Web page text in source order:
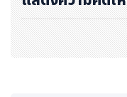
ลลี่ และบัซ ไลท์เยียร์
มหัศจรรย์ของดิสนีย์
ทอร์แอกทีฟเพื่อตามล่